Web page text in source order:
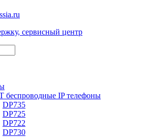
сервисный центр
беспроводные IP телефоны
DP735
DP725
DP722
DP730